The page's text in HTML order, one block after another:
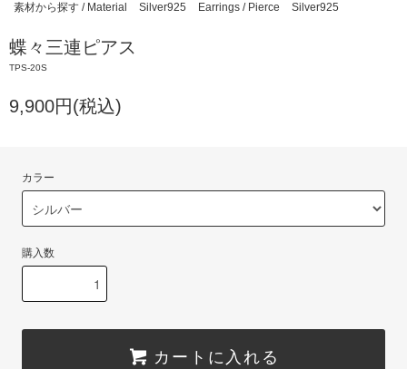
素材から探す / Material
Silver925 Earrings / Pierce Silver925
蝶々三連ピアス
TPS-20S
9,900円(税込)
カラー
購入数
カートに入れる